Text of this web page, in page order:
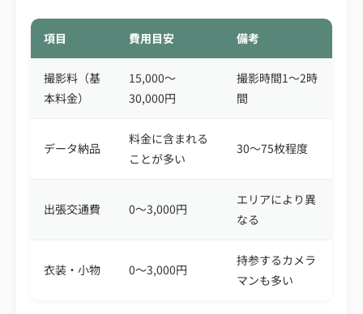
項目 費用目安 備考
撮影料（基
本料金）
15,000〜
30,000円
撮影時間1〜2時
間
データ納品
料金に含まれる
ことが多い
30〜75枚程度
出張交通費 0〜3,000円
エリアにより異
なる
衣装・小物 0〜3,000円
持参するカメラ
マンも多い